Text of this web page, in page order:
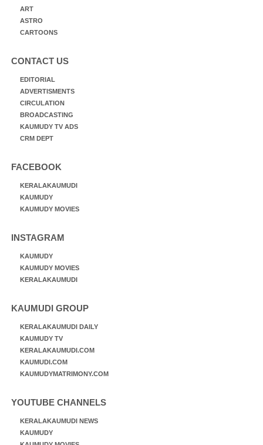
ART
ASTRO
CARTOONS
CONTACT US
EDITORIAL
ADVERTISMENTS
CIRCULATION
BROADCASTING
KAUMUDY TV ADS
CRM DEPT
FACEBOOK
KERALAKAUMUDI
KAUMUDY
KAUMUDY MOVIES
INSTAGRAM
KAUMUDY
KAUMUDY MOVIES
KERALAKAUMUDI
KAUMUDI GROUP
KERALAKAUMUDI DAILY
KAUMUDY TV
KERALAKAUMUDI.COM
KAUMUDI.COM
KAUMUDYMATRIMONY.COM
YOUTUBE CHANNELS
KERALAKAUMUDI NEWS
KAUMUDY